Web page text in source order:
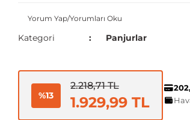
Yorum Yap/Yorumları Oku
Kategori Panjurlar
%13
2.218,71 TL
1.929,99 TL